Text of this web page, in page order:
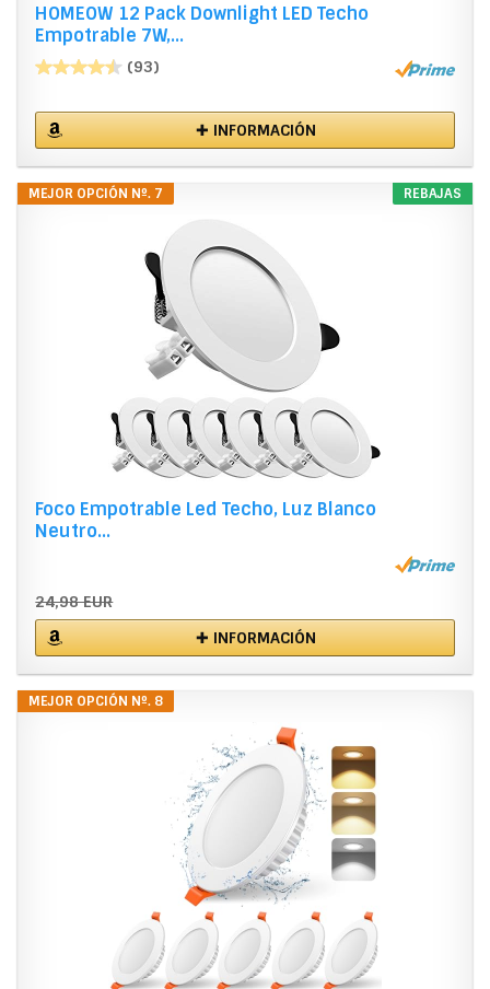
HOMEOW 12 Pack Downlight LED Techo
Empotrable 7W,...
(93)
✚ INFORMACIÓN
REBAJAS
MEJOR OPCIÓN Nº. 7
Foco Empotrable Led Techo, Luz Blanco
Neutro...
24,98 EUR
✚ INFORMACIÓN
MEJOR OPCIÓN Nº. 8